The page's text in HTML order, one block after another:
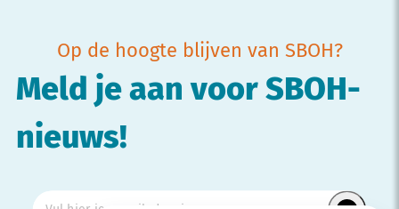
Op de hoogte blijven van SBOH?
Meld je aan voor SBOH-
nieuws!